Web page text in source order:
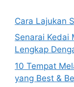
Cara Lajukan
Senarai Kedai
Lengkap
10 Tempat
yang Best &